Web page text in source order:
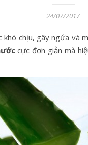
24/07/2017
khó chịu, gây ngứa và
cực đơn giản mà